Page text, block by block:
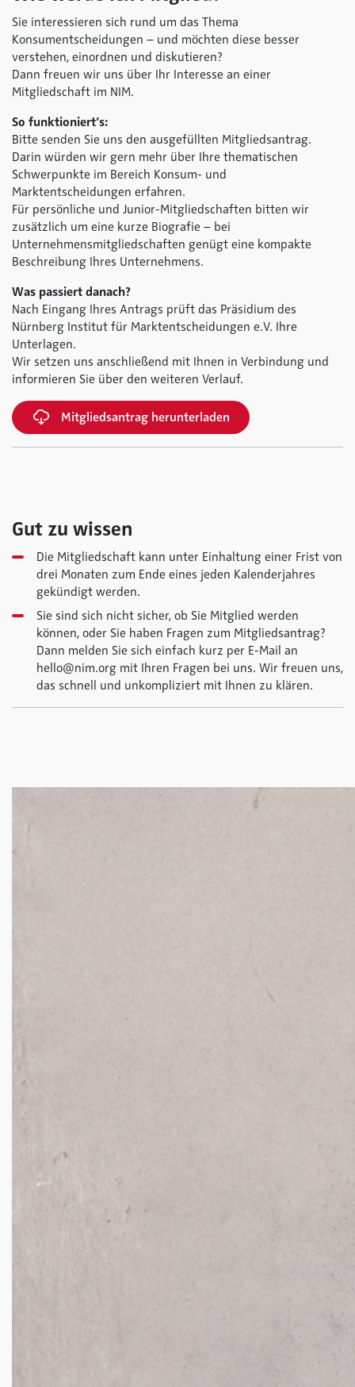
Sie interessieren sich rund um das Thema
Konsumentscheidungen – und möchten diese besser
verstehen, einordnen und diskutieren?
Dann freuen wir uns über Ihr Interesse an einer
Mitgliedschaft im NIM.
So funktioniert’s:
Bitte senden Sie uns den ausgefüllten Mitgliedsantrag.
Darin würden wir gern mehr über Ihre thematischen
Schwerpunkte im Bereich Konsum- und
Marktentscheidungen erfahren.
Für persönliche und Junior-Mitgliedschaften bitten wir
zusätzlich um eine kurze Biografie – bei
Unternehmensmitgliedschaften genügt eine kompakte
Beschreibung Ihres Unternehmens.
Was passiert danach?
Nach Eingang Ihres Antrags prüft das Präsidium des
Nürnberg Institut für Marktentscheidungen e.V. Ihre
Unterlagen.
Wir setzen uns anschließend mit Ihnen in Verbindung und
informieren Sie über den weiteren Verlauf.
Mitgliedsantrag herunterladen
Gut zu wissen
Die Mitgliedschaft kann unter Einhaltung einer Frist von
drei Monaten zum Ende eines jeden Kalenderjahres
gekündigt werden.
Sie sind sich nicht sicher, ob Sie Mitglied werden
können, oder Sie haben Fragen zum Mitgliedsantrag?
Dann melden Sie sich einfach kurz per E-Mail an
hello@nim.org mit Ihren Fragen bei uns. Wir freuen uns,
das schnell und unkompliziert mit Ihnen zu klären.